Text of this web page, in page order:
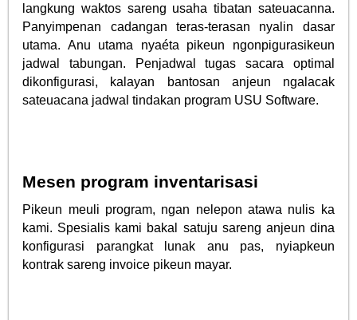
langkung waktos sareng usaha tibatan sateuacanna.
Panyimpenan cadangan teras-terasan nyalin dasar
utama. Anu utama nyaéta pikeun ngonpigurasikeun
jadwal tabungan. Penjadwal tugas sacara optimal
dikonfigurasi, kalayan bantosan anjeun ngalacak
sateuacana jadwal tindakan program USU Software.
Mesen program inventarisasi
Pikeun meuli program, ngan nelepon atawa nulis ka
kami. Spesialis kami bakal satuju sareng anjeun dina
konfigurasi parangkat lunak anu pas, nyiapkeun
kontrak sareng invoice pikeun mayar.